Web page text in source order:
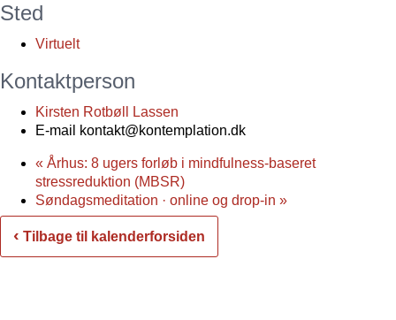
Sted
Virtuelt
Kontaktperson
Kirsten Rotbøll Lassen
E-mail
kontakt@kontemplation.dk
« Århus: 8 ugers forløb i mindfulness-baseret
stressreduktion (MBSR)
Søndagsmeditation · online og drop-in »
‹ Tilbage til kalenderforsiden